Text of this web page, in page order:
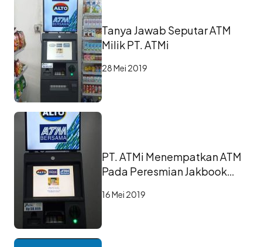
Tanya Jawab Seputar ATM
Milik PT. ATMi
28 Mei 2019
PT. ATMi Menempatkan ATM
Pada Peresmian Jakbook
16 Mei 2019